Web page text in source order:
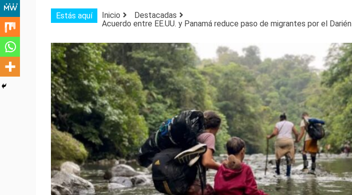
Estás aquí Inicio
Destacadas
Acuerdo entre EE.UU. y Panamá reduce paso de migrantes por el Darién